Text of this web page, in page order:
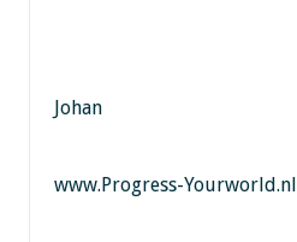
Johan
www.Progress-Yourworld.nl